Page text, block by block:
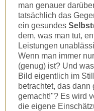
man genauer
tatsächlich das
ein gesundes Selbst
dem, was man tut,
Leistungen
Wenn man immer
(genug) ist? Und
Bild eigentlich im
betrachtet, das dann
gemacht!"? Es wird
die eigene